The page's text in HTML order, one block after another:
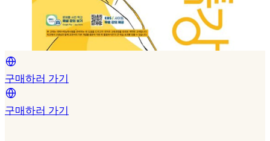
구매하러 가기
구매하러 가기